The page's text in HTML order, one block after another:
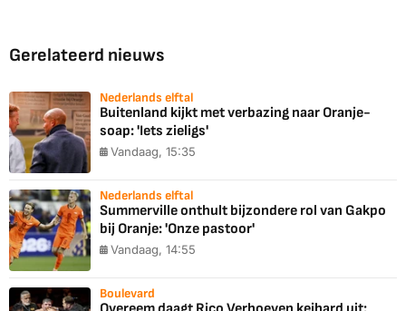
Gerelateerd nieuws
Nederlands elftal
Buitenland kijkt met verbazing naar Oranje-
soap: 'Iets zieligs'
Vandaag, 15:35
Nederlands elftal
Summerville onthult bijzondere rol van Gakpo
bij Oranje: 'Onze pastoor'
Vandaag, 14:55
Boulevard